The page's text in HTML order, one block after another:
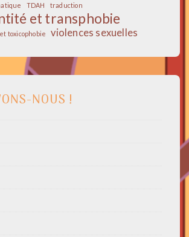
TDAH traduction
et transphobie
toxicophobie violences sexuelles
NOUS !